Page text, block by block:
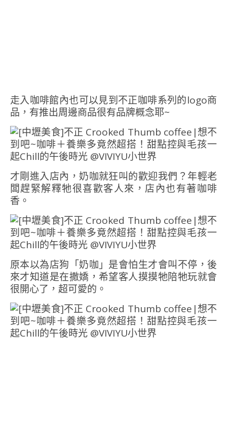
走入咖啡館內也可以見到不正咖啡系列的logo商
品，有推出周邊商品很有品牌概念耶~
才剛進入店內，奶咖就狂叫的歡迎我們？年輕老
闆趕緊解釋牠很喜歡客人來，店內也有著咖啡
香。
原本以為店狗「奶咖」是會怕生才會叫不停，後
來才知道是在撒嬌，希望客人摸摸牠陪牠玩就會
很開心了，超可愛的。